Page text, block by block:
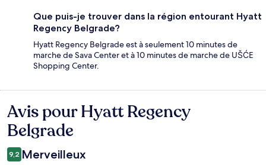
Que puis-je trouver dans la région entourant Hyatt
Regency Belgrade?
Hyatt Regency Belgrade est à seulement 10 minutes de
marche de Sava Center et à 10 minutes de marche de UŠĆE
Shopping Center.
Avis
Avis pour Hyatt Regency
Belgrade
9,2 Merveilleux